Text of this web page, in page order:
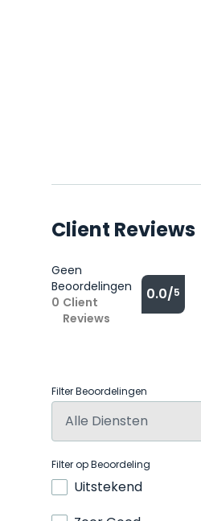
Client Reviews
Geen
Beoordelingen
0 Client
Reviews
0.0/5
Filter Beoordelingen
Filter op Beoordeling
Uitstekend